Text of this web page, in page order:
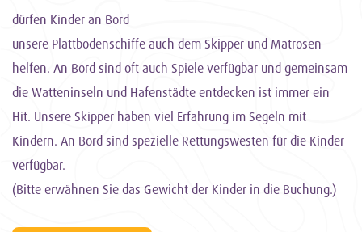
dürfen Kinder an Bord
unsere Plattbodenschiffe auch dem Skipper und Matrosen
helfen. An Bord sind oft auch Spiele verfügbar und gemeinsam
die Watteninseln und Hafenstädte entdecken ist immer ein
Hit. Unsere Skipper haben viel Erfahrung im Segeln mit
Kindern. An Bord sind spezielle Rettungswesten für die Kinder
verfügbar.
(Bitte erwähnen Sie das Gewicht der Kinder in die Buchung.)